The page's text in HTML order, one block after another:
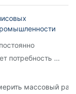
потребность в
массовый